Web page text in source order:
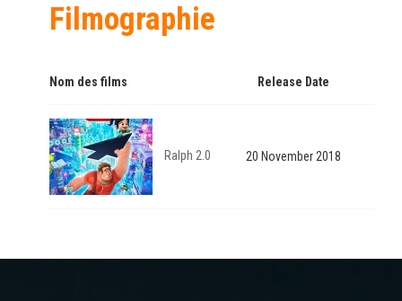
Filmographie
Nom des films Release Date
Ralph 2.0 20 November 2018